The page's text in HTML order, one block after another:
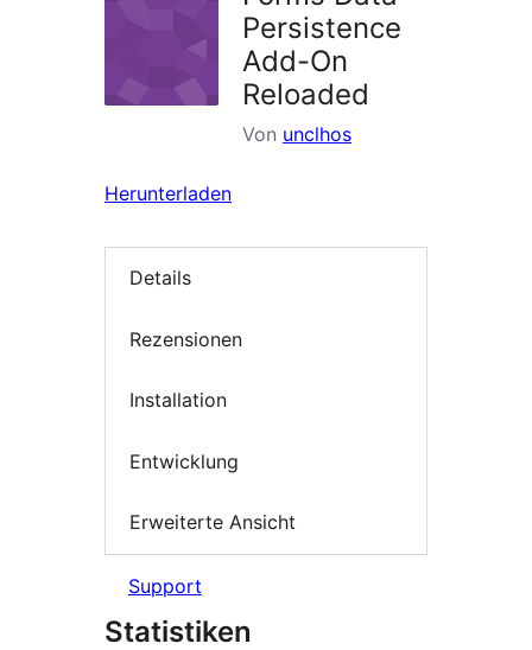
Persistence
Add-On
Reloaded
Von unclhos
Herunterladen
Details
Rezensionen
Installation
Entwicklung
Erweiterte Ansicht
Support
Statistiken